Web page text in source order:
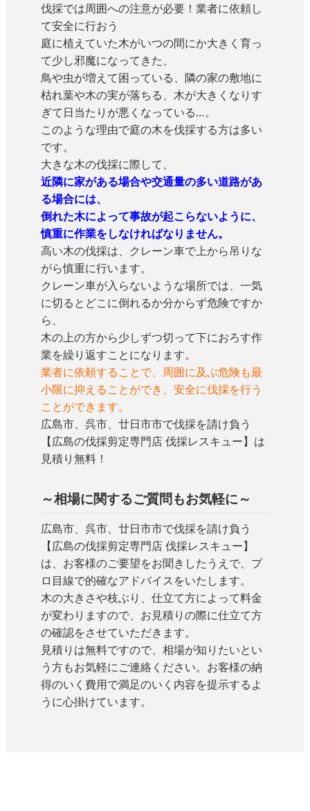
伐採では周囲への注意が必要！業者に依頼し
て安全に行おう
庭に植えていた木がいつの間にか大きく育っ
て少し邪魔になってきた、
鳥や虫が増えて困っている、隣の家の敷地に
枯れ葉や木の実が落ちる、木が大きくなりす
ぎて日当たりが悪くなっている…。
このような理由で庭の木を伐採する方は多い
です。
大きな木の伐採に際して、
近隣に家がある場合や交通量の多い道路があ
る場合には、
倒れた木によって事故が起こらないように、
慎重に作業をしなければなりません。
高い木の伐採は、クレーン車で上から吊りな
がら慎重に行います。
クレーン車が入らないような場所では、一気
に切るとどこに倒れるか分からず危険ですか
ら、
木の上の方から少しずつ切って下におろす作
業を繰り返すことになります。
業者に依頼することで、周囲に及ぶ危険も最
小限に抑えることができ、安全に伐採を行う
ことができます。
広島市、呉市、廿日市市で伐採を請け負う
【広島の伐採剪定専門店 伐採レスキュー】は
見積り無料！
～相場に関するご質問もお気軽に～
広島市、呉市、廿日市市で伐採を請け負う
【広島の伐採剪定専門店 伐採レスキュー】
は、お客様のご要望をお聞きしたうえで、プ
ロ目線で的確なアドバイスをいたします。
木の大きさや枝ぶり、仕立て方によって料金
が変わりますので、お見積りの際に仕立て方
の確認をさせていただきます。
見積りは無料ですので、相場が知りたいとい
う方もお気軽にご連絡ください。お客様の納
得のいく費用で満足のいく内容を提示するよ
うに心掛けています。